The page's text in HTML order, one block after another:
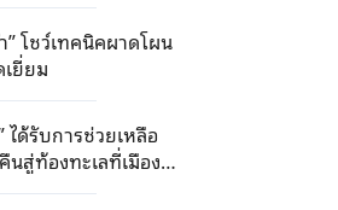
” โชว์เทคนิคผาดโผน
ยี่ยม
ได้รับการช่วยเหลือ
นสู่ท้องทะเลที่เมือง
ไหหลำ